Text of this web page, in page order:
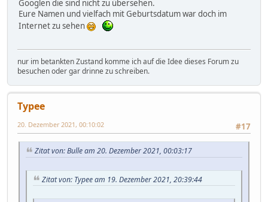
Googlen die sind nicht zu übersehen.
Eure Namen und vielfach mit Geburtsdatum war doch im
Internet zu sehen
nur im betankten Zustand komme ich auf die Idee dieses Forum zu
besuchen oder gar drinne zu schreiben.
Typee
#17
20. Dezember 2021, 00:10:02
Zitat von: Bulle am 20. Dezember 2021, 00:03:17
Zitat von: Typee am 19. Dezember 2021, 20:39:44